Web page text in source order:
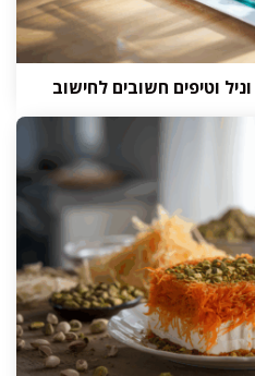
וטיפים חשובים לחישוב